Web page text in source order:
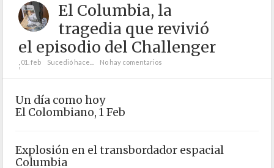
El Columbia, la
tragedia que revivió
el episodio del Challenger
;01. feb Sucedió hace... No hay comentarios
Un día como hoy
El Colombiano, 1 Feb
Explosión en el transbordador espacial
Columbia